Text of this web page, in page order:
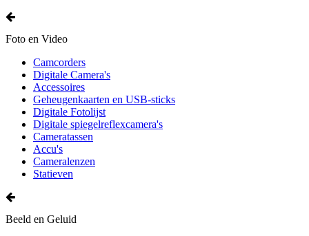
Foto en Video
Camcorders
Digitale Camera's
Accessoires
Geheugenkaarten en USB-sticks
Digitale Fotolijst
Digitale spiegelreflexcamera's
Cameratassen
Accu's
Cameralenzen
Statieven
Beeld en Geluid